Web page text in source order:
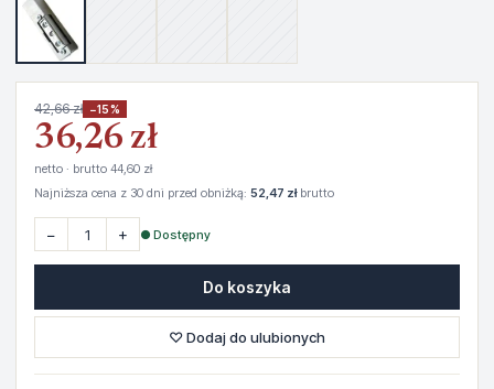
42,66 zł −15%
36,26 zł
netto · brutto 44,60 zł
Najniższa cena z 30 dni przed obniżką: 52,47 złbrutto
− + ● Dostępny
Do koszyka
♡ Dodaj do ulubionych